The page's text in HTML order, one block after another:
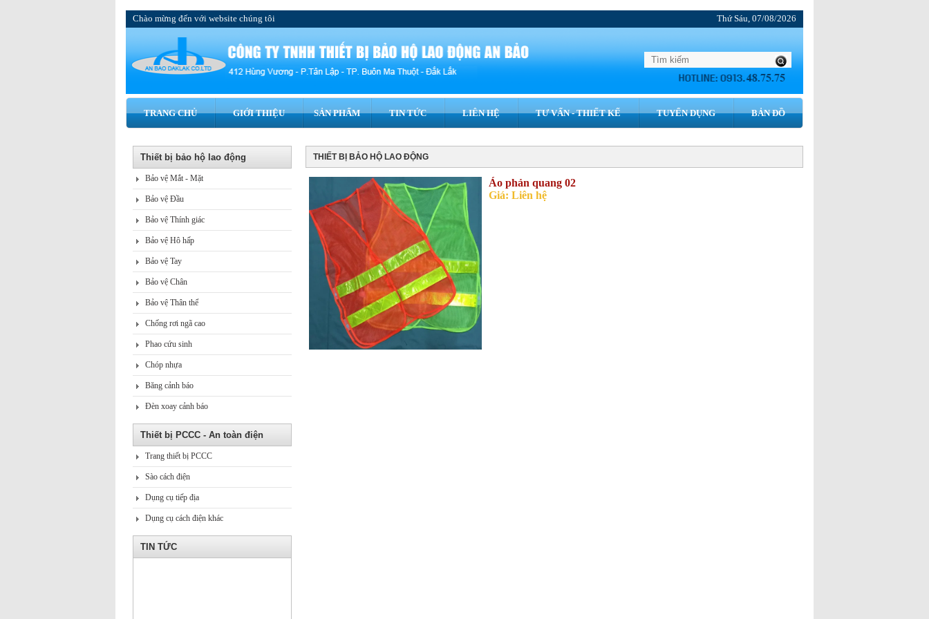
Chào mừng đến với website chúng tôi Thứ Sáu, 07/08/2026
TRANG CHỦ GIỚI THIỆU SẢN PHẨM TIN TỨC LIÊN HỆ TƯ VẤN - THIẾT KẾ TUYỂN DỤNG BẢN ĐỒ
Thiết bị bảo hộ lao động
Bảo vệ Mắt - Mặt
Bảo vệ Đầu
Bảo vệ Thính giác
Bảo vệ Hô hấp
Bảo vệ Tay
Bảo vệ Chân
Bảo vệ Thân thể
Chống rơi ngã cao
Phao cứu sinh
Chóp nhựa
Băng cảnh báo
Đèn xoay cảnh báo
Thiết bị PCCC - An toàn điện
Trang thiết bị PCCC
Sào cách điện
Dụng cụ tiếp địa
Dụng cụ cách điện khác
TIN TỨC
THIẾT BỊ BẢO HỘ LAO ĐỘNG
Áo phản quang 02
Giá: Liên hệ